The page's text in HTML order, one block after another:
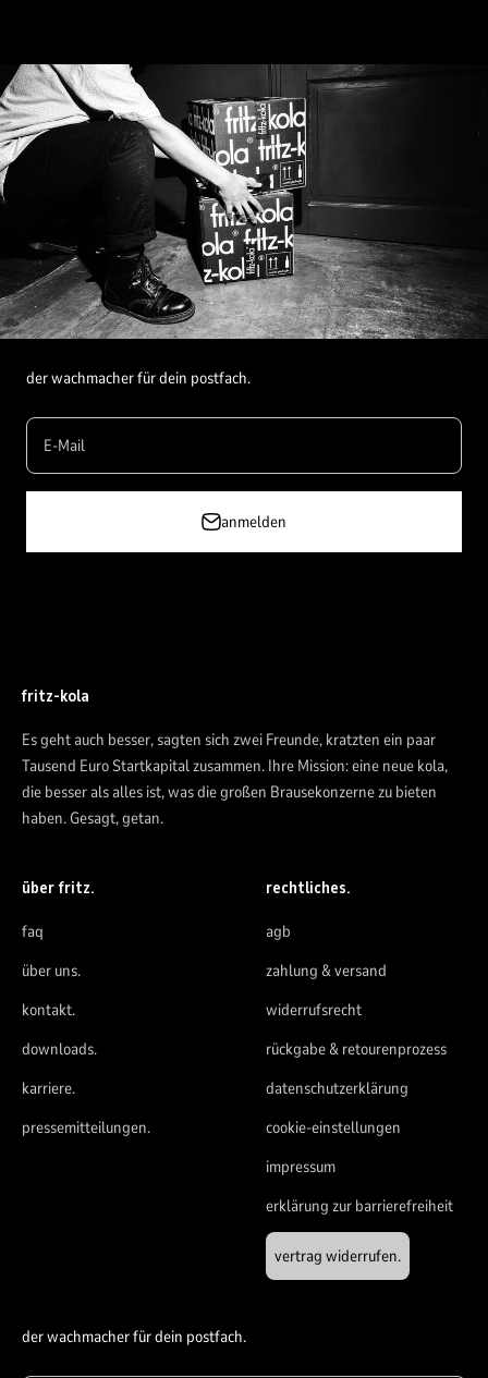
der wachmacher für dein postfach.
E-Mail
anmelden
fritz-kola
Es geht auch besser, sagten sich zwei Freunde, kratzten ein paar
Tausend Euro Startkapital zusammen. Ihre Mission: eine neue kola,
die besser als alles ist, was die großen Brausekonzerne zu bieten
haben. Gesagt, getan.
über fritz.
faq
über uns.
kontakt.
downloads.
karriere.
pressemitteilungen.
rechtliches.
agb
zahlung & versand
widerrufsrecht
rückgabe & retourenprozess
datenschutzerklärung
cookie-einstellungen
impressum
erklärung zur barrierefreiheit
vertrag widerrufen.
der wachmacher für dein postfach.